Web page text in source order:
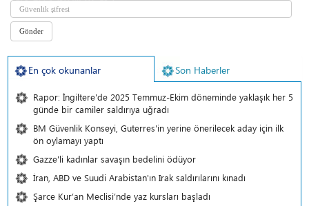
En çok okunanlar Son Haberler
Rapor: İngiltere'de 2025 Temmuz-Ekim döneminde yaklaşık her 5
günde bir camiler saldırıya uğradı
BM Güvenlik Konseyi, Guterres'in yerine önerilecek aday için ilk
ön oylamayı yaptı
Gazze'li kadınlar savaşın bedelini ödüyor
İran, ABD ve Suudi Arabistan'ın Irak saldırılarını kınadı
Şarce Kur’an Meclisi’nde yaz kursları başladı